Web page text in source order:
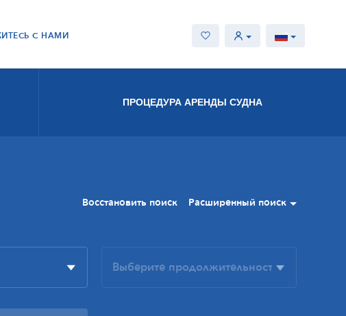
С НАМИ
ПРОЦЕДУРА АРЕНДЫ СУДНА
Восстановить поиск Расширенный поиск